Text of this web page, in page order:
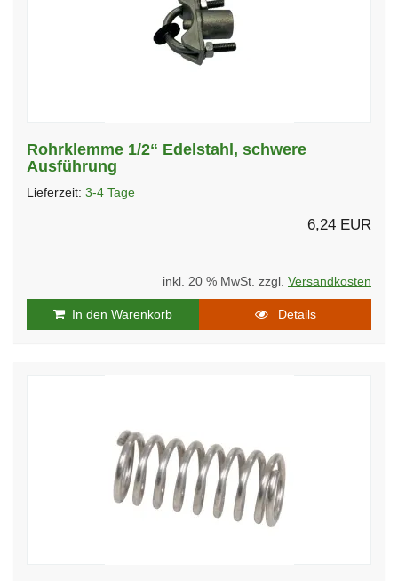
Rohrklemme 1/2“ Edelstahl, schwere
Ausführung
Lieferzeit: 3-4 Tage
6,24 EUR
inkl. 20 % MwSt. zzgl. Versandkosten
In den Warenkorb Details